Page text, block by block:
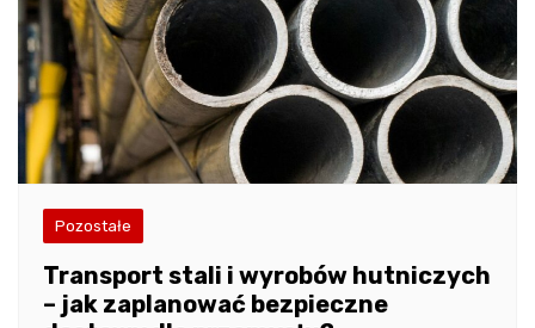
Pozostałe
Transport stali i wyrobów hutniczych
– jak zaplanować bezpieczne